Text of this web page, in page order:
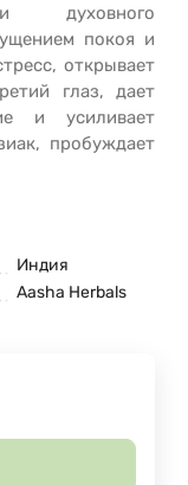
духовного
покоя и
открывает
глаз, дает
и усиливает
пробуждает
Индия
Aasha Herbals